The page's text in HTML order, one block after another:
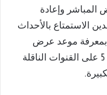
وإعادة
الاستمتاع بالأحداث
بمعرفة موعد عرض
الحلقة 14 من مسلسل اللعبة 5 على القنوات الناقلة